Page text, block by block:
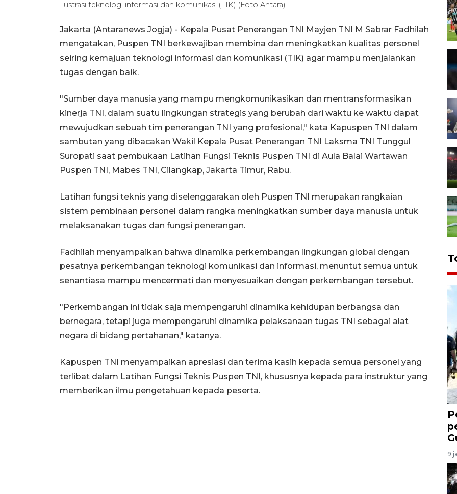
Ilustrasi teknologi informasi dan komunikasi (TIK) (Foto Antara)
Jakarta (Antaranews Jogja) - Kepala Pusat Penerangan TNI Mayjen TNI M Sabrar Fadhilah
mengatakan, Puspen TNI berkewajiban membina dan meningkatkan kualitas personel
seiring kemajuan teknologi informasi dan komunikasi (TIK) agar mampu menjalankan
tugas dengan baik.
"Sumber daya manusia yang mampu mengkomunikasikan dan mentransformasikan
kinerja TNI, dalam suatu lingkungan strategis yang berubah dari waktu ke waktu dapat
mewujudkan sebuah tim penerangan TNI yang profesional," kata Kapuspen TNI dalam
sambutan yang dibacakan Wakil Kepala Pusat Penerangan TNI Laksma TNI Tunggul
Suropati saat pembukaan Latihan Fungsi Teknis Puspen TNI di Aula Balai Wartawan
Puspen TNI, Mabes TNI, Cilangkap, Jakarta Timur, Rabu.
Latihan fungsi teknis yang diselenggarakan oleh Puspen TNI merupakan rangkaian
sistem pembinaan personel dalam rangka meningkatkan sumber daya manusia untuk
melaksanakan tugas dan fungsi penerangan.
Fadhilah menyampaikan bahwa dinamika perkembangan lingkungan global dengan
pesatnya perkembangan teknologi komunikasi dan informasi, menuntut semua untuk
senantiasa mampu mencermati dan menyesuaikan dengan perkembangan tersebut.
"Perkembangan ini tidak saja mempengaruhi dinamika kehidupan berbangsa dan
bernegara, tetapi juga mempengaruhi dinamika pelaksanaan tugas TNI sebagai alat
negara di bidang pertahanan," katanya.
Kapuspen TNI menyampaikan apresiasi dan terima kasih kepada semua personel yang
terlibat dalam Latihan Fungsi Teknis Puspen TNI, khususnya kepada para instruktur yang
memberikan ilmu pengetahuan kepada peserta.
9